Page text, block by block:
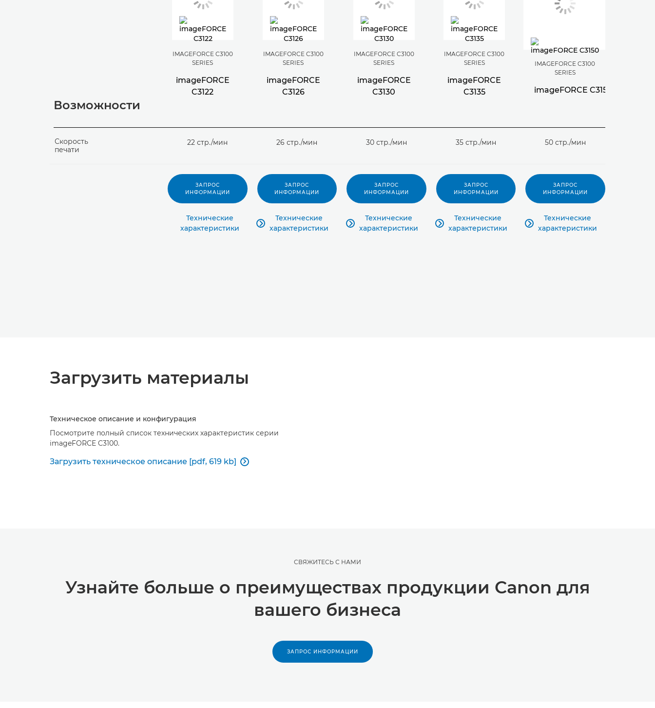
Возможности
IMAGEFORCE C3100
SERIES
imageFORCE
C3122
IMAGEFORCE C3100
SERIES
imageFORCE
C3126
IMAGEFORCE C3100
SERIES
imageFORCE
C3130
IMAGEFORCE C3100
SERIES
imageFORCE
C3135
IMAGEFORCE C3100
SERIES
imageFORCE C3150
Скорость
печати
22 стр./мин 26 стр./мин 30 стр./мин 35 стр./мин 50 стр./мин
ЗАПРОС
ИНФОРМАЦИИ
Технические
характеристики

ЗАПРОС
ИНФОРМАЦИИ
Технические
характеристики

ЗАПРОС
ИНФОРМАЦИИ
Технические
характеристики

ЗАПРОС
ИНФОРМАЦИИ
Технические
характеристики

ЗАПРОС
ИНФОРМАЦИИ
Технические
характеристики
Загрузить материалы
Техническое описание и конфигурация
Посмотрите полный список технических характеристик серии
imageFORCE C3100.
Загрузить техническое описание [pdf, 619 kb] 
СВЯЖИТЕСЬ С НАМИ
Узнайте больше о преимуществах продукции Canon для
вашего бизнеса
ЗАПРОС ИНФОРМАЦИИ